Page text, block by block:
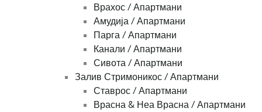
Врахос / Апартмани
Амудија / Апартмани
Парга / Апартмани
Канали / Апартмани
Сивота / Апартмани
Залив Стримоникос / Апартмани
Ставрос / Апартмани
Врасна & Неа Врасна / Апартмани